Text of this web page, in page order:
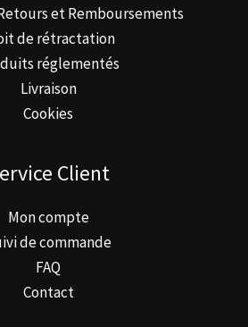
et Remboursements
de rétractation
réglementés
Livraison
Cookies
Client
Mon compte
de commande
FAQ
Contact